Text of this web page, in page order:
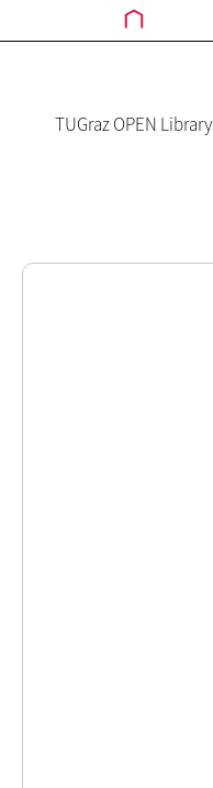
TUGraz OPEN Library